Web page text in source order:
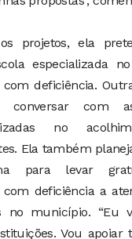
projetos, ela
especializada
com deficiência.
com
no
Ela também
para levar
com deficiência a
no município. “Eu
Vou apoiar